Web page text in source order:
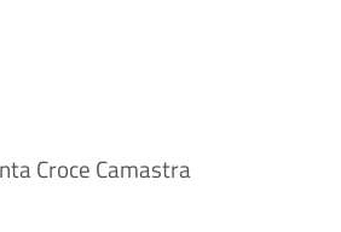
Croce Camastra